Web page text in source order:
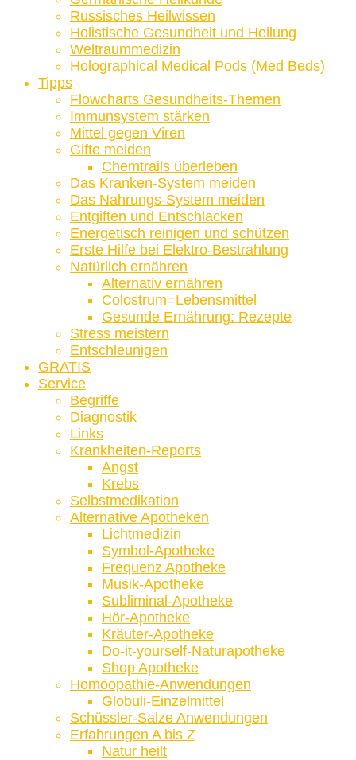
Russisches Heilwissen
Holistische Gesundheit und Heilung
Weltraummedizin
Holographical Medical Pods (Med Beds)
Tipps
Flowcharts Gesundheits-Themen
Immunsystem stärken
Mittel gegen Viren
Gifte meiden
Chemtrails überleben
Das Kranken-System meiden
Das Nahrungs-System meiden
Entgiften und Entschlacken
Energetisch reinigen und schützen
Erste Hilfe bei Elektro-Bestrahlung
Natürlich ernähren
Alternativ ernähren
Colostrum=Lebensmittel
Gesunde Ernährung: Rezepte
Stress meistern
Entschleunigen
GRATIS
Service
Begriffe
Diagnostik
Links
Krankheiten-Reports
Angst
Krebs
Selbstmedikation
Alternative Apotheken
Lichtmedizin
Symbol-Apotheke
Frequenz Apotheke
Musik-Apotheke
Subliminal-Apotheke
Hör-Apotheke
Kräuter-Apotheke
Do-it-yourself-Naturapotheke
Shop Apotheke
Homöopathie-Anwendungen
Globuli-Einzelmittel
Schüssler-Salze Anwendungen
Erfahrungen A bis Z
Natur heilt